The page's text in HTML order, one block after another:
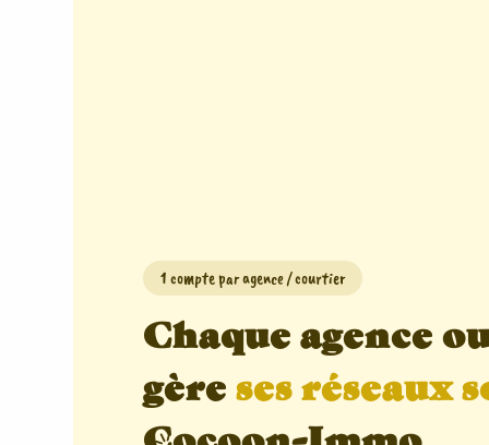
1 compte par agence / courtier
Chaque agence
gèreses réseaux